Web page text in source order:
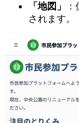
「地図」
されます。